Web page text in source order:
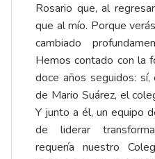
Rosario que, al
que al mío. Porque
cambiado
Hemos contado con la
doce años seguidos:
de Mario Suárez, el
Y junto a él, un equipo
de liderar
requería nuestro